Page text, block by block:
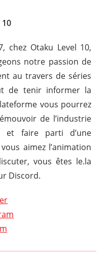
chez Otaku Level 10,
notre passion de
au travers de séries
de tenir informer la
vous pourrez
de l’industrie
et faire parti d’une
aimez l’animation
vous êtes le.la
Discord.